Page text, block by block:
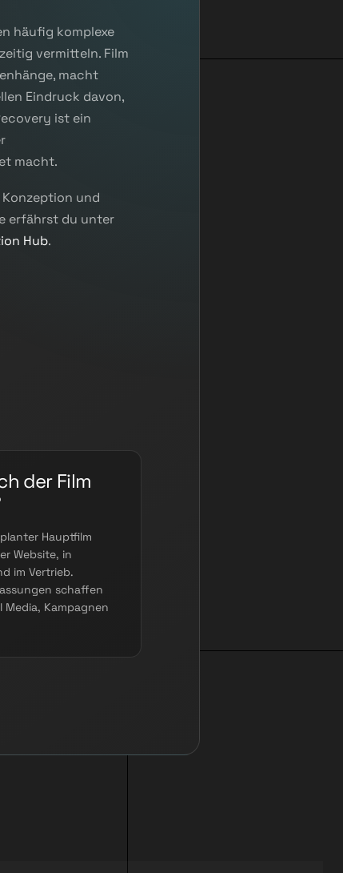
häufig komplexe
vermitteln. Film
macht
Eindruck davon,
ist ein
macht.
und
erfährst du unter
Hub.
der Film
Hauptfilm
Website, in
im Vertrieb.
schaffen
Kampagnen